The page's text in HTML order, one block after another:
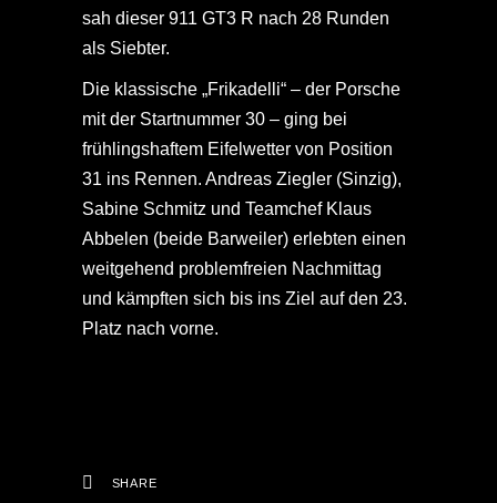
sah dieser 911 GT3 R nach 28 Runden
als Siebter.
Die klassische „Frikadelli“ – der Porsche
mit der Startnummer 30 – ging bei
frühlingshaftem Eifelwetter von Position
31 ins Rennen. Andreas Ziegler (Sinzig),
Sabine Schmitz und Teamchef Klaus
Abbelen (beide Barweiler) erlebten einen
weitgehend problemfreien Nachmittag
und kämpften sich bis ins Ziel auf den 23.
Platz nach vorne.
SHARE